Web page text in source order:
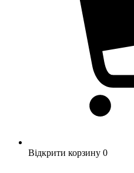
Відкрити корзину 0